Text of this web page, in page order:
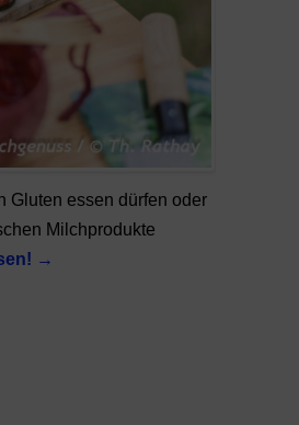
Gluten essen dürfen oder
Milchprodukte
→